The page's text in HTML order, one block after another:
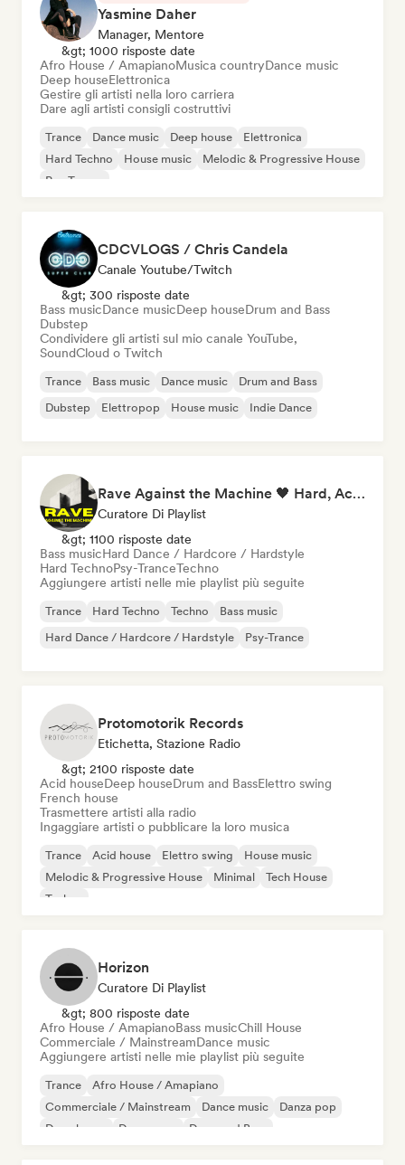
Yasmine Daher
Manager, Mentore
&gt; 1000 risposte date
Afro House / AmapianoMusica countryDance music
Deep houseElettronica
Gestire gli artisti nella loro carriera
Dare agli artisti consigli costruttivi
Trance Dance music Deep house
Elettronica
Hard Techno
House music
Melodic & Progressive House
Psy-Trance
CDCVLOGS / Chris Candela
Canale Youtube/Twitch
&gt; 300 risposte date
Bass musicDance musicDeep houseDrum and Bass
Dubstep
Condividere gli artisti sul mio canale YouTube,
SoundCloud o Twitch
Trance Bass music Dance music
Drum and Bass
Dubstep
Elettropop House music Indie Dance
Rave Against the Machine 🖤 Hard, Acid & Dark Techno
Curatore Di Playlist
&gt; 1100 risposte date
Bass musicHard Dance / Hardcore / Hardstyle
Hard TechnoPsy-TranceTechno
Aggiungere artisti nelle mie playlist più seguite
Trance Hard Techno Techno
Bass music
Hard Dance / Hardcore / Hardstyle
Psy-Trance
Protomotorik Records
Etichetta, Stazione Radio
&gt; 2100 risposte date
Acid houseDeep houseDrum and BassElettro swing
French house
Trasmettere artisti alla radio
Ingaggiare artisti o pubblicare la loro musica
Trance Acid house Elettro swing
House music
Melodic & Progressive House
Minimal
Tech House
Techno
Horizon
Curatore Di Playlist
&gt; 800 risposte date
Afro House / AmapianoBass musicChill House
Commerciale / MainstreamDance music
Aggiungere artisti nelle mie playlist più seguite
Trance
Afro House / Amapiano
Commerciale / Mainstream
Dance music
Danza pop
Deep house
Dream pop Drum and Bass